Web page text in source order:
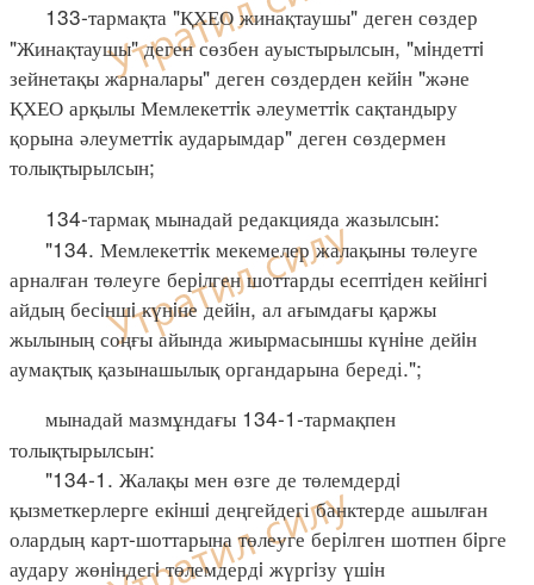
133-тармақта "ҚХЕО жинақтаушы" деген сөздер
"Жинақтаушы" деген сөзбен ауыстырылсын, "мiндеттi
зейнетақы жарналары" деген сөздерден кейiн "және
ҚХЕО арқылы Мемлекеттiк әлеуметтiк сақтандыру
қорына әлеуметтiк аударымдар" деген сөздермен
толықтырылсын;
134-тармақ мынадай редакцияда жазылсын:
"134. Мемлекеттiк мекемелер жалақыны төлеуге
арналған төлеуге берiлген шоттарды есептiден кейiнгi
айдың бесiншi күнiне дейiн, ал ағымдағы қаржы
жылының соңғы айында жиырмасыншы күнiне дейiн
аумақтық қазынашылық органдарына береді.";
мынадай мазмұндағы 134-1-тармақпен
толықтырылсын:
"134-1. Жалақы мен өзге де төлемдердi
қызметкерлерге екiншi деңгейдегі банктерде ашылған
олардың карт-шоттарына төлеуге берiлген шотпен бiрге
аудару жөнiндегi төлемдердi жүргiзу үшiн